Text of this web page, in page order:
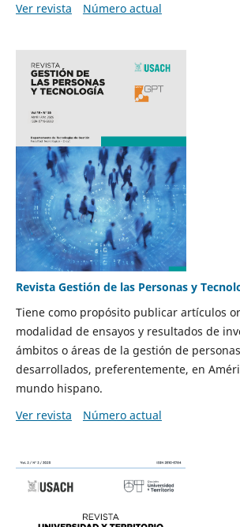
Ver revista
Número actual
Revista Gestión de las Personas y
Tiene como propósito publicar artículos
modalidad de ensayos y resultados de
ámbitos o áreas de la gestión de
desarrollados, preferentemente, en
mundo hispano.
Ver revista
Número actual